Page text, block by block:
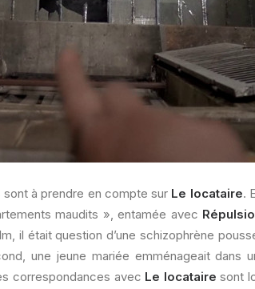
à prendre en compte sur Le locataire.
maudits », entamée avec
il était question d’une schizophrène
une jeune mariée emménageait dans
correspondances avec Le locataire sont